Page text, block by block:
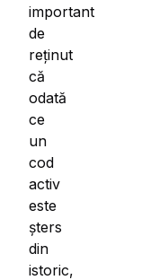
important
de
reținut
că
odată
ce
un
cod
activ
este
șters
din
istoric,